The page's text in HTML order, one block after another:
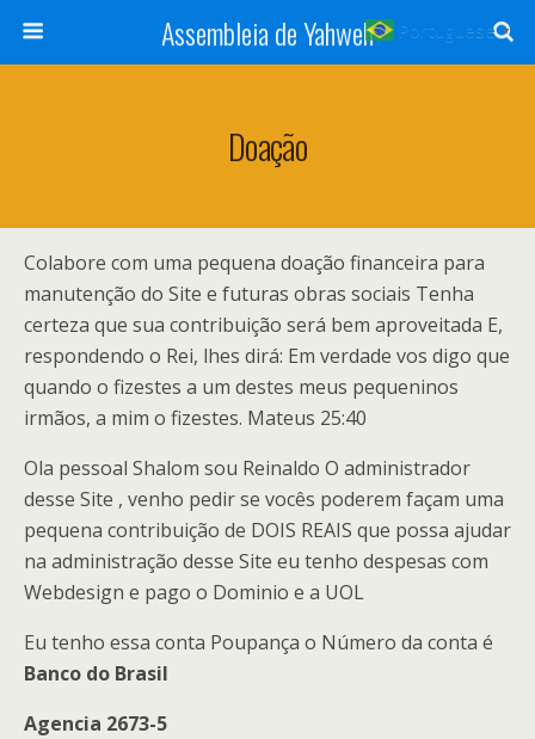
Assembleia de Yahweh
Doação
Colabore com uma pequena doação financeira para
manutenção do Site e futuras obras sociais Tenha
certeza que sua contribuição será bem aproveitada E,
respondendo o Rei, lhes dirá: Em verdade vos digo que
quando o fizestes a um destes meus pequeninos
irmãos, a mim o fizestes. Mateus 25:40
Ola pessoal Shalom sou Reinaldo O administrador
desse Site , venho pedir se vocês poderem façam uma
pequena contribuição de DOIS REAIS que possa ajudar
na administração desse Site eu tenho despesas com
Webdesign e pago o Dominio e a UOL
Eu tenho essa conta Poupança o Número da conta é
Banco do Brasil
Agencia 2673-5
Portuguese ▼